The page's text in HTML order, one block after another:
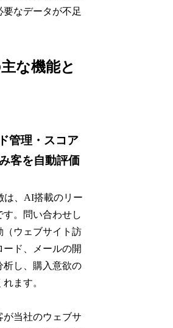
なデータが不足
な機能と
管理・スコア
客を自動評価
は、AI搭載のリー
す。問い合わせし
（ウェブサイト訪
ード、メールの開
析し、購入意欲の
ます。
当社のウェブサ